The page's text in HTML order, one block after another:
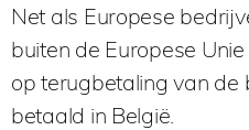
Net als Europese
buiten de Europese
op terugbetaling van de
betaald in België.